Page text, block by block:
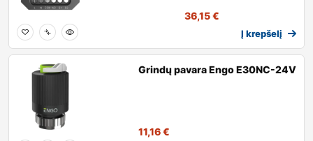
36,15€
Į krepšelį
Grindų pavara Engo E30NC-24V
11,16€